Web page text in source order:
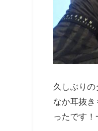
久しぶり
なか耳抜
ったです！